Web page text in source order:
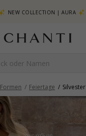
NEW COLLECTION | AURA
Formen Feiertage Silvester